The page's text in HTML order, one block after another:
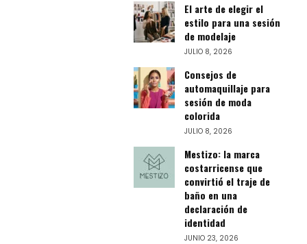
El arte de elegir el
estilo para una sesión
de modelaje
JULIO 8, 2026
Consejos de
automaquillaje para
sesión de moda
colorida
JULIO 8, 2026
Mestizo: la marca
costarricense que
convirtió el traje de
baño en una
declaración de
identidad
JUNIO 23, 2026